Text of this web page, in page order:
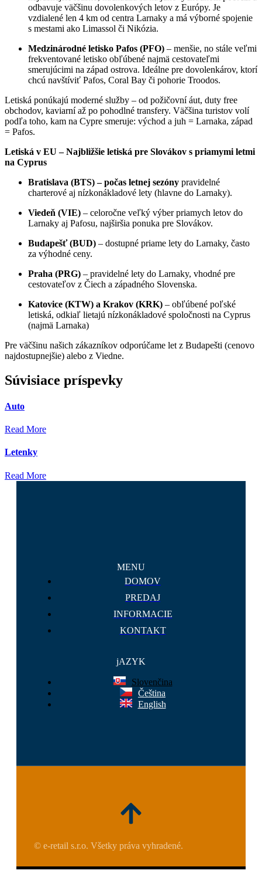
odbavuje väčšinu dovolenkových letov z Európy. Je
vzdialené len 4 km od centra Larnaky a má výborné spojenie
s mestami ako Limassol či Nikózia.
Medzinárodné letisko Pafos (PFO) – menšie, no stále veľmi
frekventované letisko obľúbené najmä cestovateľmi
smerujúcimi na západ ostrova. Ideálne pre dovolenkárov, ktorí
chcú navštíviť Pafos, Coral Bay či pohorie Troodos.
Letiská ponúkajú moderné služby – od požičovní áut, duty free
obchodov, kaviarní až po pohodlné transfery. Väčšina turistov volí
podľa toho, kam na Cypre smeruje: východ a juh = Larnaka, západ
= Pafos.
Letiská v EU – Najbližšie letiská pre Slovákov s priamymi letmi
na Cyprus
Bratislava (BTS)– počas letnej sezóny pravidelné
charterové aj nízkonákladové lety (hlavne do Larnaky).
Viedeň (VIE) – celoročne veľký výber priamych letov do
Larnaky aj Pafosu, najširšia ponuka pre Slovákov.
Budapešť (BUD) – dostupné priame lety do Larnaky, často
za výhodné ceny.
Praha (PRG) – pravidelné lety do Larnaky, vhodné pre
cestovateľov z Čiech a západného Slovenska.
Katovice (KTW) a Krakov (KRK) – obľúbené poľské
letiská, odkiaľ lietajú nízkonákladové spoločnosti na Cyprus
(najmä Larnaka)
Pre väčšinu našich zákazníkov odporúčame let z Budapešti (cenovo
najdostupnejšie) alebo z Viedne.
Súvisiace príspevky
Auto
Read More
Letenky
Read More
MENU
DOMOV
PREDAJ
INFORMACIE
KONTAKT
jAZYK
Slovenčina
Čeština
English
© e-retail s.r.o. Všetky práva vyhradené.